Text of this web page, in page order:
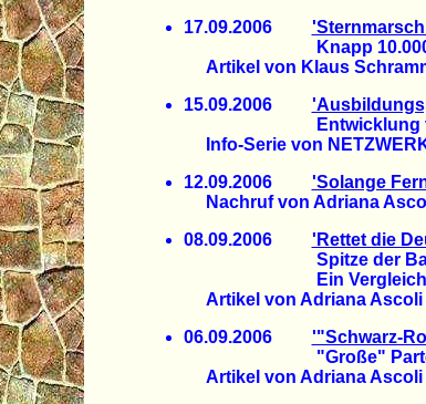
17.09.2006
Knapp 10.000
Artikel von Klaus
15.09.2006
Entwicklung von
Info-Serie von
12.09.2006 'Solange
Nachruf von Adriana
08.09.2006 'Rettet die
Spitze der
Ein Vergleich mit
Artikel von Adriana Ascoli
06.09.2006 '"Schwarz-
"Große" Parteien
Artikel von Adriana Ascoli